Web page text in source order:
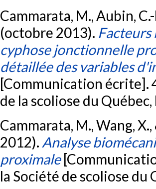
Cammarata, M., Aubin,
(octobre 2013). Facteurs
cyphose jonctionnelle
détaillée des variables
[Communication écrite].
de la scoliose du
Cammarata, M., Wang,
2012). Analyse
proximale
la Société de scoliose du